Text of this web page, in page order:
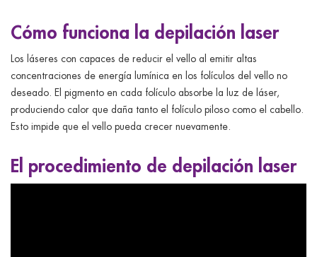
Cómo funciona la depilación laser
Los láseres con capaces de reducir el vello al emitir altas
concentraciones de energía lumínica en los folículos del vello no
deseado. El pigmento en cada folículo absorbe la luz de láser,
produciendo calor que daña tanto el folículo piloso como el cabello.
Esto impide que el vello pueda crecer nuevamente.
El procedimiento de depilación laser